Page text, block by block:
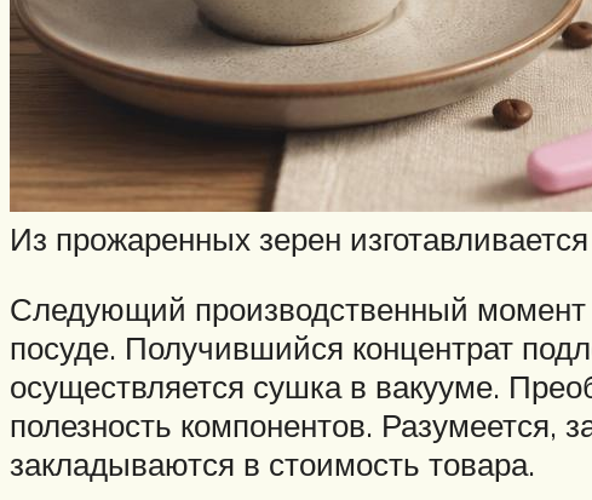
Из прожаренных зерен
Следующий производственный момент
посуде. Получившийся концентрат
осуществляется сушка в вакууме.
полезность компонентов. Разумеется,
закладываются в стоимость товара.